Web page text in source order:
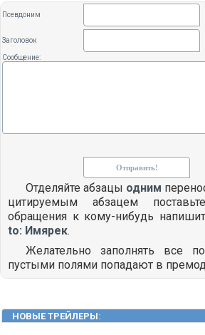
Псевдоним
Заголовок
Сообщение:
Отделяйте абзацы одним
цитируемым абзацем
обращения к кому-нибудь
to: Имярек.
Желательно заполнять все
пустыми полями попадают в
НОВЫЕ ТРЕЙЛЕРЫ: